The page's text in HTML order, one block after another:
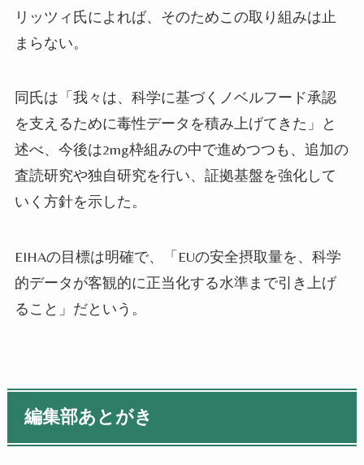
リッツィ氏によれば、そのためこの取り組みは止
まらない。
同氏は「我々は、科学に基づくノベルフード承認
を支えるために毒性データを積み上げてきた」と
述べ、今後は2mg枠組みの中で進めつつも、追加の
査読研究や独自研究を行い、証拠基盤を強化して
いく方針を示した。
EIHAの目標は明確で、「EUの安全摂取量を、科学
的データが客観的に正当化する水準まで引き上げ
ること」だという。
編集部あとがき